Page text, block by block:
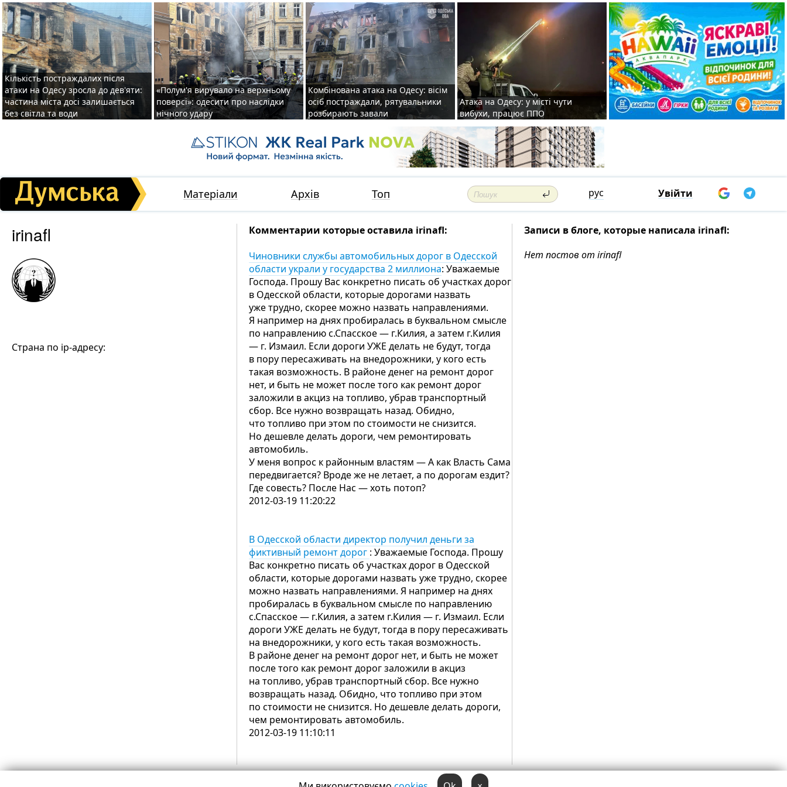
Кількість постраждалих після
атаки на Одесу зросла до дев'яти:
частина міста досі залишається
без світла та води
«Полум'я вирувало на верхньому
поверсі»: одесити про наслідки
нічного удару
Комбінована атака на Одесу: вісім
осіб постраждали, рятувальники
розбирають завали
Атака на Одесу: у місті чути
вибухи, працює ППО
Матеріали Архів Топ рус Увійти
irinafl
Страна по ip-адресу:
Комментарии которые оставила irinafl:
Чиновники службы автомобильных дорог в Одесской
области украли у государства 2 миллиона: Уважаемые
Господа. Прошу Вас конкретно писать об участках дорог
в Одесской области, которые дорогами назвать
уже трудно, скорее можно назвать направлениями.
Я например на днях пробиралась в буквальном смысле
по направлению с.Спасское — г.Килия, а затем г.Килия
— г. Измаил. Если дороги УЖЕ делать не будут, тогда
в пору пересаживать на внедорожники, у кого есть
такая возможность. В районе денег на ремонт дорог
нет, и быть не может после того как ремонт дорог
заложили в акциз на топливо, убрав транспортный
сбор. Все нужно возвращать назад. Обидно,
что топливо при этом по стоимости не снизится.
Но дешевле делать дороги, чем ремонтировать
автомобиль.
У меня вопрос к районным властям — А как Власть Сама
передвигается? Вроде же не летает, а по дорогам ездит?
Где совесть? После Нас — хоть потоп?
2012-03-19 11:20:22
В Одесской области директор получил деньги за
фиктивный ремонт дорог : Уважаемые Господа. Прошу
Вас конкретно писать об участках дорог в Одесской
области, которые дорогами назвать уже трудно, скорее
можно назвать направлениями. Я например на днях
пробиралась в буквальном смысле по направлению
с.Спасское — г.Килия, а затем г.Килия — г. Измаил. Если
дороги УЖЕ делать не будут, тогда в пору пересаживать
на внедорожники, у кого есть такая возможность.
В районе денег на ремонт дорог нет, и быть не может
после того как ремонт дорог заложили в акциз
на топливо, убрав транспортный сбор. Все нужно
возвращать назад. Обидно, что топливо при этом
по стоимости не снизится. Но дешевле делать дороги,
чем ремонтировать автомобиль.
2012-03-19 11:10:11
Записи в блоге, которые написала irinafl:
Нет постов от irinafl